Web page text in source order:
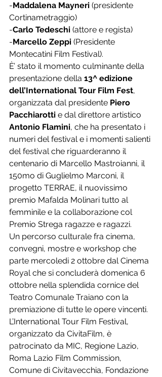
-Maddalena Mayneri (presidente
Cortinametraggio)
-Carlo Tedeschi (attore e regista)
-Marcello Zeppi (Presidente
Montecatini Film Festival).
È’ stato il momento culminante della
presentazione della 13^ edizione
dell’International Tour Film Fest,
organizzata dal presidente Piero
Pacchiarotti e dal direttore artistico
Antonio Flamini, che ha presentato i
numeri del festival e i momenti salienti
del festival che riguarderanno il
centenario di Marcello Mastroianni, il
150mo di Guglielmo Marconi, il
progetto TERRAE, il nuovissimo
premio Mafalda Molinari tutto al
femminile e la collaborazione col
Premio Strega ragazze e ragazzi.
Un percorso culturale fra cinema,
convegni, mostre e workshop che
parte mercoledi 2 ottobre dal Cinema
Royal che si concluderà domenica 6
ottobre nella splendida cornice del
Teatro Comunale Traiano con la
premiazione di tutte le opere vincenti.
L’International Tour Film Festival,
organizzato da CivitaFilm, è
patrocinato da MIC, Regione Lazio,
Roma Lazio Film Commission,
Comune di Civitavecchia, Fondazione